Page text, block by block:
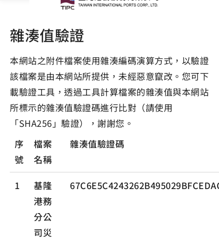
雜湊值驗證
本網站之附件檔案使用雜湊編碼演算方式，以驗證
該檔案是由本網站所提供，未經惡意竄改。您可下
載驗證工具，透過工具計算檔案的雜湊值與本網站
所標示的雜湊值驗證碼進行比對（請使用
「SHA256」驗證），謝謝您。
序
號
檔案
名稱
雜湊值驗證碼
1
基隆
港務
分公
司災